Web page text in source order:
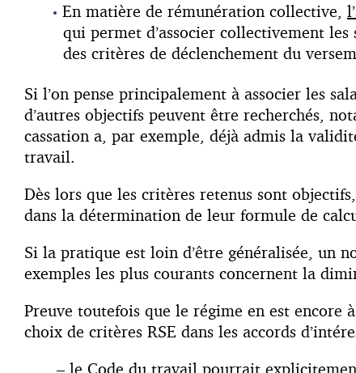
En matière de rémunération collective,
qui permet d’associer collectivement
des critères de déclenchement du
Si l’on pense principalement à associer les
d’autres objectifs peuvent être recherchés,
cassation a, par exemple, déjà admis la
travail.
Dès lors que les critères retenus sont
dans la détermination de leur formule de
Si la pratique est loin d’être généralisée, un
exemples les plus courants concernent la
Preuve toutefois que le régime en est
choix de critères RSE dans les accords
– le Code du travail pourrait